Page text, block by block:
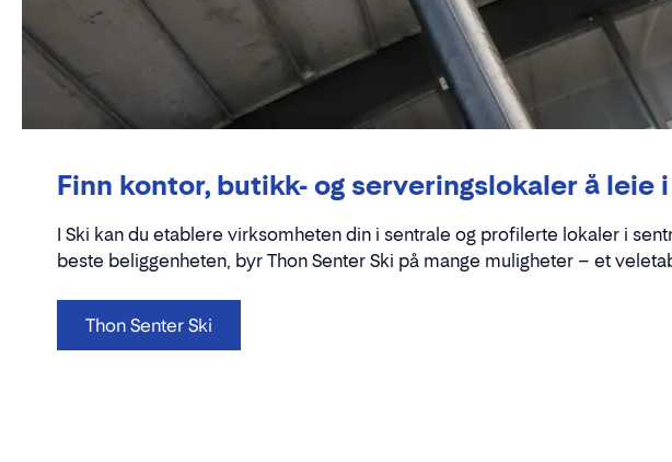
Finn kontor, butikk- og serveringslokaler å leie i
I Ski kan du etablere virksomheten din i sentrale og profilerte lokaler i
beste beliggenheten, byr Thon Senter Ski på mange muligheter – et
Thon Senter Ski